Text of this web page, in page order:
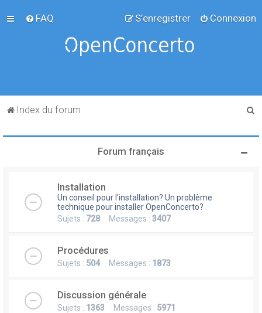
FAQ Connexion
S’enregistrer
Index du forum
Forum français
Installation
Un conseil pour l'installation? Un problème
technique pour installer OpenConcerto?
Sujets : 728 Messages : 3407
Procédures
Sujets : 504Messages : 1873
Discussion générale
Sujets : 1363 Messages : 5971